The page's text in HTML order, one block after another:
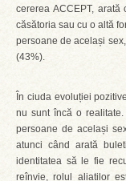
cererea ACCEPT,
căsătoria sau cu o altă
persoane de același
(43%).
În ciuda evoluției
nu sunt încă o
persoane de același
atunci când arată
identitatea să le fie
reînvie, rolul aliaților